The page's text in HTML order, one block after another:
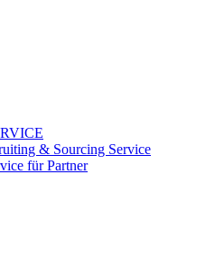
& Sourcing Service
für Partner